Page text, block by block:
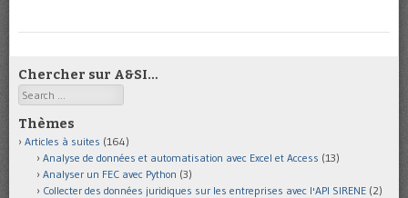
Chercher sur A&SI…
Search
Thèmes
Articles à suites (164)
Analyse de données et automatisation avec Excel et Access (13)
Analyser un FEC avec Python (3)
Collecter des données juridiques sur les entreprises avec l'API SIRENE (2)